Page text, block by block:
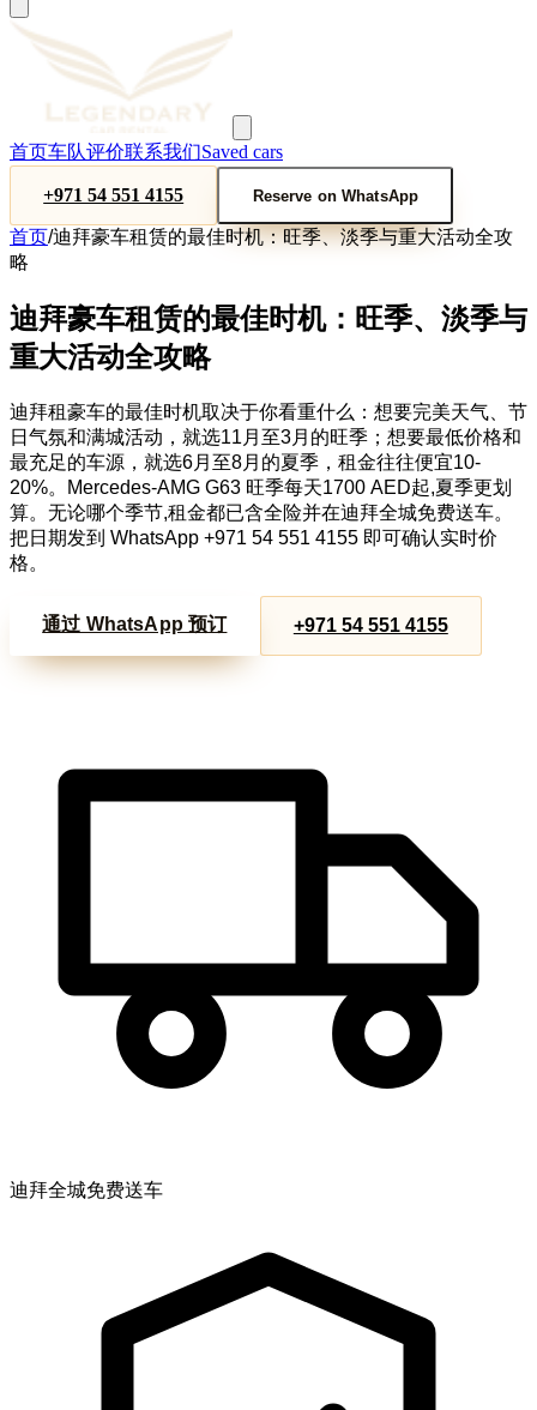
首页车队评价联系我们Saved cars
+971 54 551 4155 Reserve on WhatsApp
首页/迪拜豪车租赁的最佳时机：旺季、淡季与重大活动全攻
略
迪拜豪车租赁的最佳时机：旺季、淡季与
重大活动全攻略
迪拜租豪车的最佳时机取决于你看重什么：想要完美天气、节
日气氛和满城活动，就选11月至3月的旺季；想要最低价格和
最充足的车源，就选6月至8月的夏季，租金往往便宜10-
20%。Mercedes-AMG G63 旺季每天1700 AED起,夏季更划
算。无论哪个季节,租金都已含全险并在迪拜全城免费送车。
把日期发到 WhatsApp +971 54 551 4155 即可确认实时价
格。
通过 WhatsApp 预订 +971 54 551 4155
迪拜全城免费送车